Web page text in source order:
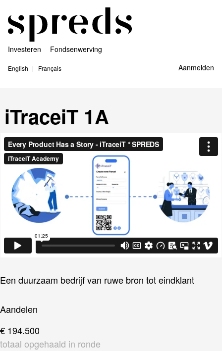
Investeren Fondsenwerving
English Français Aanmelden
iTraceiT 1A
Een duurzaam bedrijf van ruwe bron tot eindklant
Aandelen
€ 194.500
totaal opgehaald in ronde